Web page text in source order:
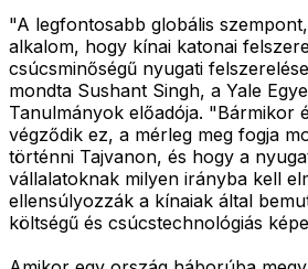
"A legfontosabb globális
alkalom, hogy kínai katonai
csúcsminőségű nyugati
mondta Sushant Singh, a Yale
Tanulmányok előadója. "Bármikor
végződik ez, a mérleg meg fogja
történni Tajvanon, és hogy a
vállalatoknak milyen irányba kell
ellensúlyozzák a kínaiak által
költségű és csúcstechnológiás